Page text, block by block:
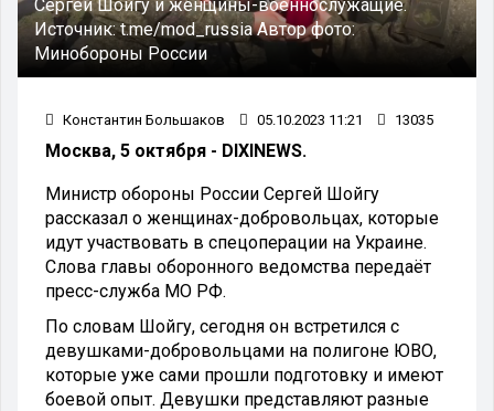
Сергей Шойгу и женщины-военнослужащие.
Источник:t.me/mod_russiaАвтор фото:
Минобороны России
Константин Большаков 05.10.2023 11:21 13035
Москва, 5 октября - DIXINEWS.
Министр обороны России Сергей Шойгу
рассказал о женщинах-добровольцах, которые
идут участвовать в спецоперации на Украине.
Слова главы оборонного ведомства передаёт
пресс-служба МО РФ.
По словам Шойгу, сегодня он встретился с
девушками-добровольцами на полигоне ЮВО,
которые уже сами прошли подготовку и имеют
боевой опыт. Девушки представляют разные